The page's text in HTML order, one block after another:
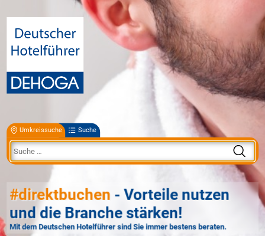
Umkreissuche Suche
#direktbuchen - Vorteile nutzen
und die Branche stärken!
Mit dem Deutschen Hotelführer sind Sie immer bestens beraten.